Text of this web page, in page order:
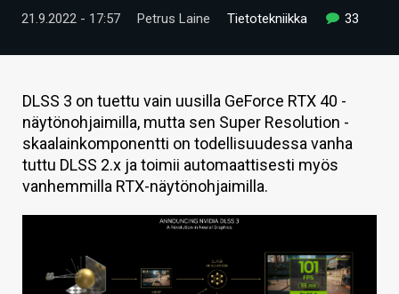
TIETOA
HINTA.FI
KAUPPA
21.9.2022 - 17:57 Petrus Laine Tietotekniikka 33
DLSS 3 on tuettu vain uusilla GeForce RTX 40 -
näytönohjaimilla, mutta sen Super Resolution -
skaalainkomponentti on todellisuudessa vanha
tuttu DLSS 2.x ja toimii automaattisesti myös
vanhemmilla RTX-näytönohjaimilla.